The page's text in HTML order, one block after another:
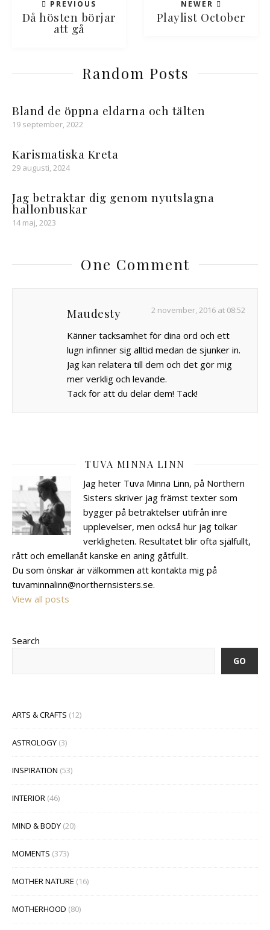
PREVIOUS
Då hösten börjar
att gå
NEWER
Playlist October
Random Posts
Bland de öppna eldarna och tälten
19 september, 2022
Karismatiska Kreta
29 augusti, 2024
Jag betraktar dig genom nyutslagna
hallonbuskar
14 maj, 2023
One Comment
Maudesty 2 november, 2016 at 08:52
Känner tacksamhet för dina ord och ett
lugn infinner sig alltid medan de sjunker in.
Jag kan relatera till dem och det gör mig
mer verklig och levande.
Tack för att du delar dem! Tack!
TUVA MINNA LINN
Jag heter Tuva Minna Linn, på Northern
Sisters skriver jag främst texter som
bygger på betraktelser utifrån inre
upplevelser, men också hur jag tolkar
verkligheten. Resultatet blir ofta själfullt,
rått och emellanåt kanske en aning gåtfullt.
Du som önskar är välkommen att kontakta mig på
tuvaminnalinn@northernsisters.se.
View all posts
Search
GO
ARTS & CRAFTS (12)
ASTROLOGY (3)
INSPIRATION (53)
INTERIOR (46)
MIND & BODY (20)
MOMENTS (373)
MOTHER NATURE (16)
MOTHERHOOD (80)